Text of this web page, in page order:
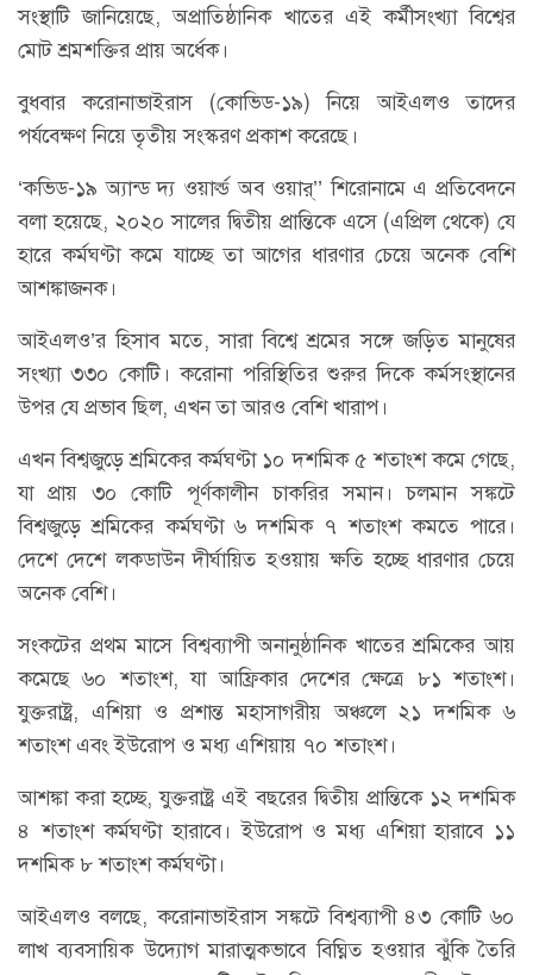
সংস্থাটি জানিয়েছে, অপ্রাতিষ্ঠানিক খাতের এই কর্মীসংখ্যা বিশ্বের
মোট শ্রমশক্তির প্রায় অর্ধেক।
বুধবার করোনাভাইরাস (কোভিড-১৯) নিয়ে আইএলও তাদের
পর্যবেক্ষণ নিয়ে তৃতীয় সংস্করণ প্রকাশ করেছে।
‘কভিড-১৯ অ্যান্ড দ্য ওয়ার্ল্ড অব ওয়ার্’’ শিরোনামে এ প্রতিবেদনে
বলা হয়েছে, ২০২০ সালের দ্বিতীয় প্রান্তিকে এসে (এপ্রিল থেকে) যে
হারে কর্মঘণ্টা কমে যাচ্ছে তা আগের ধারণার চেয়ে অনেক বেশি
আশঙ্কাজনক।
আইএলও’র হিসাব মতে, সারা বিশ্বে শ্রমের সঙ্গে জড়িত মানুষের
সংখ্যা ৩৩০ কোটি। করোনা পরিস্থিতির শুরুর দিকে কর্মসংস্থানের
উপর যে প্রভাব ছিল, এখন তা আরও বেশি খারাপ।
এখন বিশ্বজুড়ে শ্রমিকের কর্মঘণ্টা ১০ দশমিক ৫ শতাংশ কমে গেছে,
যা প্রায় ৩০ কোটি পূর্ণকালীন চাকরির সমান। চলমান সঙ্কটে
বিশ্বজুড়ে শ্রমিকের কর্মঘণ্টা ৬ দশমিক ৭ শতাংশ কমতে পারে।
দেশে দেশে লকডাউন দীর্ঘায়িত হওয়ায় ক্ষতি হচ্ছে ধারণার চেয়ে
অনেক বেশি।
সংকটের প্রথম মাসে বিশ্বব্যাপী অনানুষ্ঠানিক খাতের শ্রমিকের আয়
কমেছে ৬০ শতাংশ, যা আফ্রিকার দেশের ক্ষেত্রে ৮১ শতাংশ।
যুক্তরাষ্ট্র, এশিয়া ও প্রশান্ত মহাসাগরীয় অঞ্চলে ২১ দশমিক ৬
শতাংশ এবং ইউরোপ ও মধ্য এশিয়ায় ৭০ শতাংশ।
আশঙ্কা করা হচ্ছে, যুক্তরাষ্ট্র এই বছরের দ্বিতীয় প্রান্তিকে ১২ দশমিক
৪ শতাংশ কর্মঘণ্টা হারাবে। ইউরোপ ও মধ্য এশিয়া হারাবে ১১
দশমিক ৮ শতাংশ কর্মঘণ্টা।
আইএলও বলছে, করোনাভাইরাস সঙ্কটে বিশ্বব্যাপী ৪৩ কোটি ৬০
লাখ ব্যবসায়িক উদ্যোগ মারাত্মকভাবে বিঘ্নিত হওয়ার ঝুঁকি তৈরি